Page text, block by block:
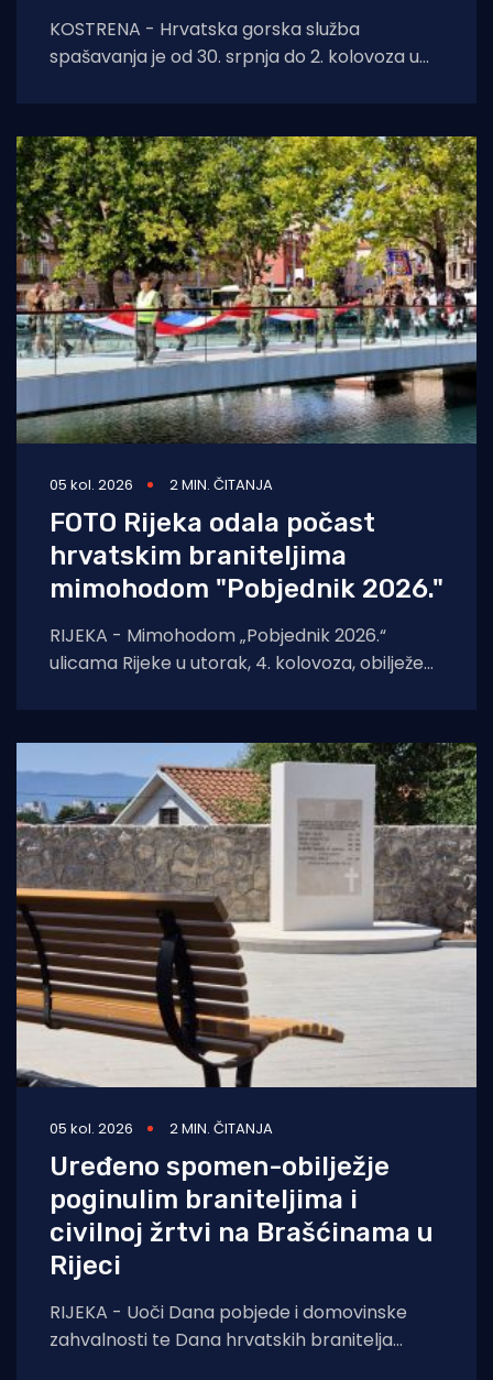
KOSTRENA - Hrvatska gorska služba
spašavanja je od 30. srpnja do 2. kolovoza u
05 kol. 2026 2 MIN. ČITANJA
FOTO Rijeka odala počast
hrvatskim braniteljima
mimohodom "Pobjednik 2026."
RIJEKA - Mimohodom „Pobjednik 2026.“
ulicama Rijeke u utorak, 4. kolovoza, obilježeni
05 kol. 2026 2 MIN. ČITANJA
Uređeno spomen-obilježje
poginulim braniteljima i
civilnoj žrtvi na Brašćinama u
Rijeci
RIJEKA - Uoči Dana pobjede i domovinske
zahvalnosti te Dana hrvatskih branitelja